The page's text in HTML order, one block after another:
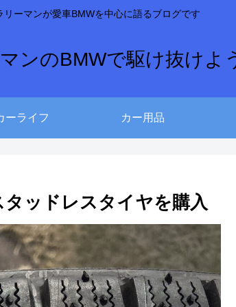
リーマンが愛車BMWを中心に語るブログです
ンのBMWで駆け抜けよ
ーライフ カー用品
ッドレスタイヤを購入